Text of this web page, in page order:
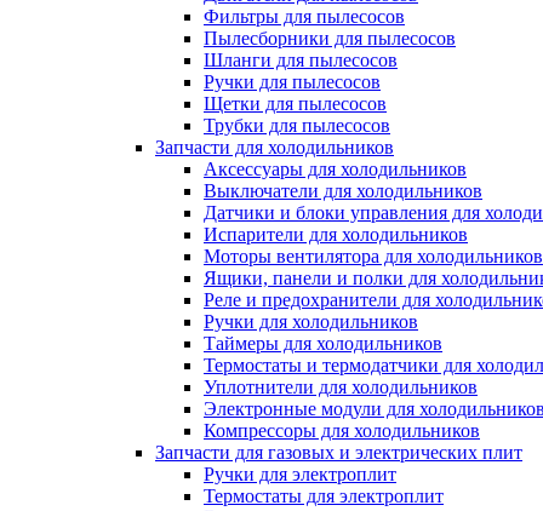
Фильтры для пылесосов
Пылесборники для пылесосов
Шланги для пылесосов
Ручки для пылесосов
Щетки для пылесосов
Трубки для пылесосов
Запчасти для холодильников
Аксессуары для холодильников
Выключатели для холодильников
Датчики и блоки управления для
Испарители для холодильников
Моторы вентилятора для холодильников
Ящики, панели и полки для
Реле и предохранители для
Ручки для холодильников
Таймеры для холодильников
Термостаты и термодатчики для
Уплотнители для холодильников
Электронные модули для холодильников
Компрессоры для холодильников
Запчасти для газовых и электрических плит
Ручки для электроплит
Термостаты для электроплит